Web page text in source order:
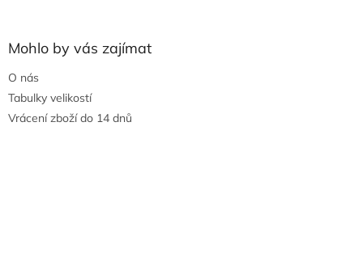
Mohlo by vás zajímat
O nás
Tabulky velikostí
Vrácení zboží do 14 dnů